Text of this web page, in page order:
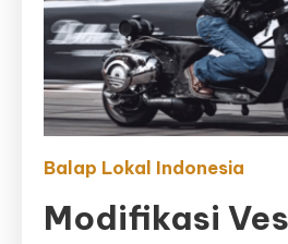
Balap Lokal Indonesia
Modifikasi